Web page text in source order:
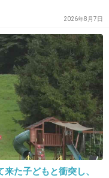
1位になる位好
2026年8月7日
た子どもと衝突し、